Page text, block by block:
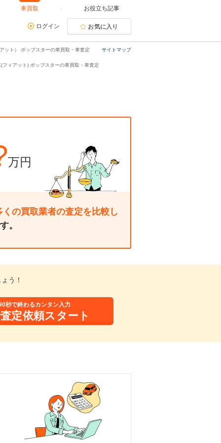
車買取 お役立ち記事
ログイン お気に入り
サイトマップ
ット） ポップスターの車買取・車査定
フィアット) ポップスターの車買取・車査定
万円
くの買取業者の査定を比較し
。
う！
秒で終わるカンタン入力
定依頼スタート